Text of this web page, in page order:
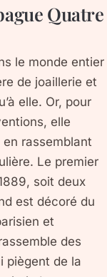
Quatre
le monde entier
de joaillerie et
elle. Or, pour
elle
rassemblant
Le premier
soit deux
est décoré du
et
des
piègent de la